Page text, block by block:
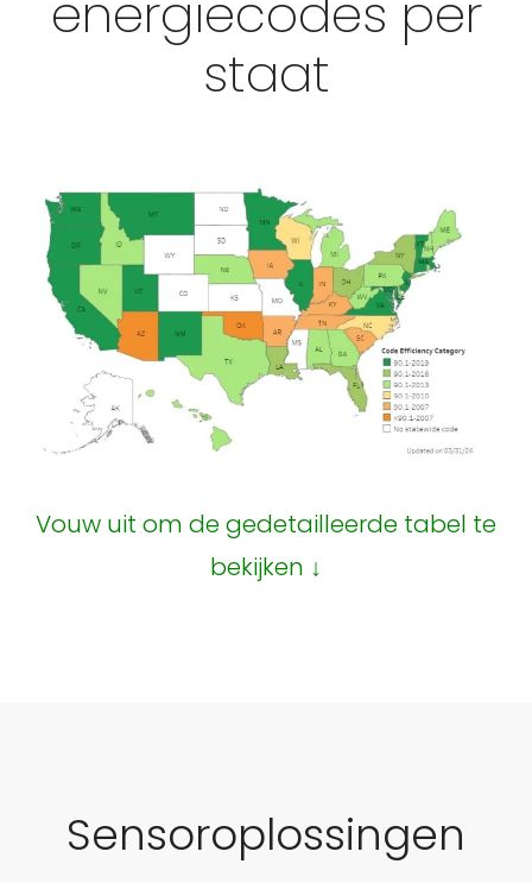
energiecodes per
staat
Vouw uit om de gedetailleerde tabel te
bekijken ↓
Sensoroplossingen